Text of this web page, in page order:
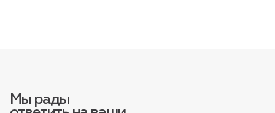
Мы рады